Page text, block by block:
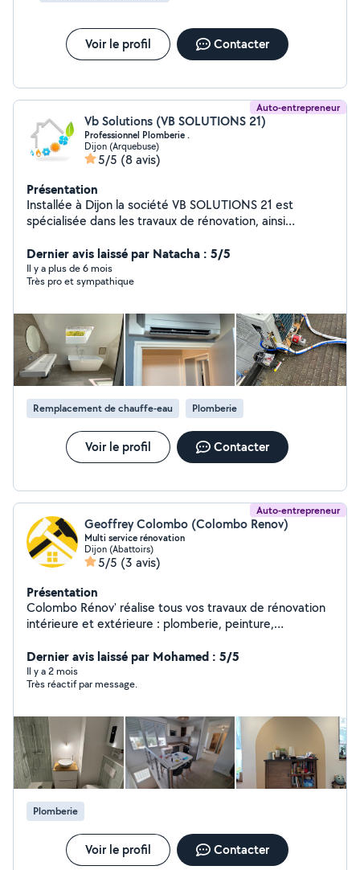
Voir le profil Contacter
Auto-entrepreneur
Vb Solutions (VB SOLUTIONS 21)
Professionnel Plomberie .
Dijon (Arquebuse)
5/5 (8 avis)
Présentation
Installée à Dijon la société VB SOLUTIONS 21 est
spécialisée dans les travaux de rénovation, ainsi
de l'habitat. Nous intervenons principalement auprès
des particuliers à travers la région Bourgogne Franche-
Comté. Chez VB SOLUTIONS 21 nous proposons des
besoins, vos envies, dans les différentes projets,
accompagner les particuliers à toutes les étapes.
Dernier avis laissé par Natacha : 5/5
Il y a plus de 6 mois
Très pro et sympathique
Remplacement de chauffe-eau Plomberie
Voir le profil Contacter
Auto-entrepreneur
Geoffrey Colombo (Colombo Renov)
Multi service rénovation
Dijon (Abattoirs)
5/5 (3 avis)
Présentation
Colombo Rénov' réalise tous vos travaux de rénovation
intérieure et extérieure : plomberie, peinture,
solutions sur mesure. Contactez - nous pour un devis
gratuit.
Dernier avis laissé par Mohamed : 5/5
Il y a 2 mois
Très réactif par message.
Plomberie
Voir le profil Contacter